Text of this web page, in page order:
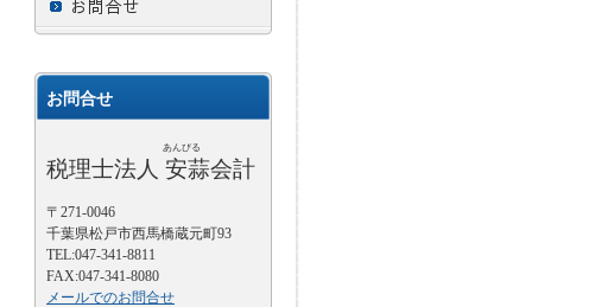
お問合せ
あんびる
税理士法人 安蒜会計
〒271-0046
千葉県松戸市西馬橋蔵元町93
TEL:047-341-8811
FAX:047-341-8080
メールでのお問合せ